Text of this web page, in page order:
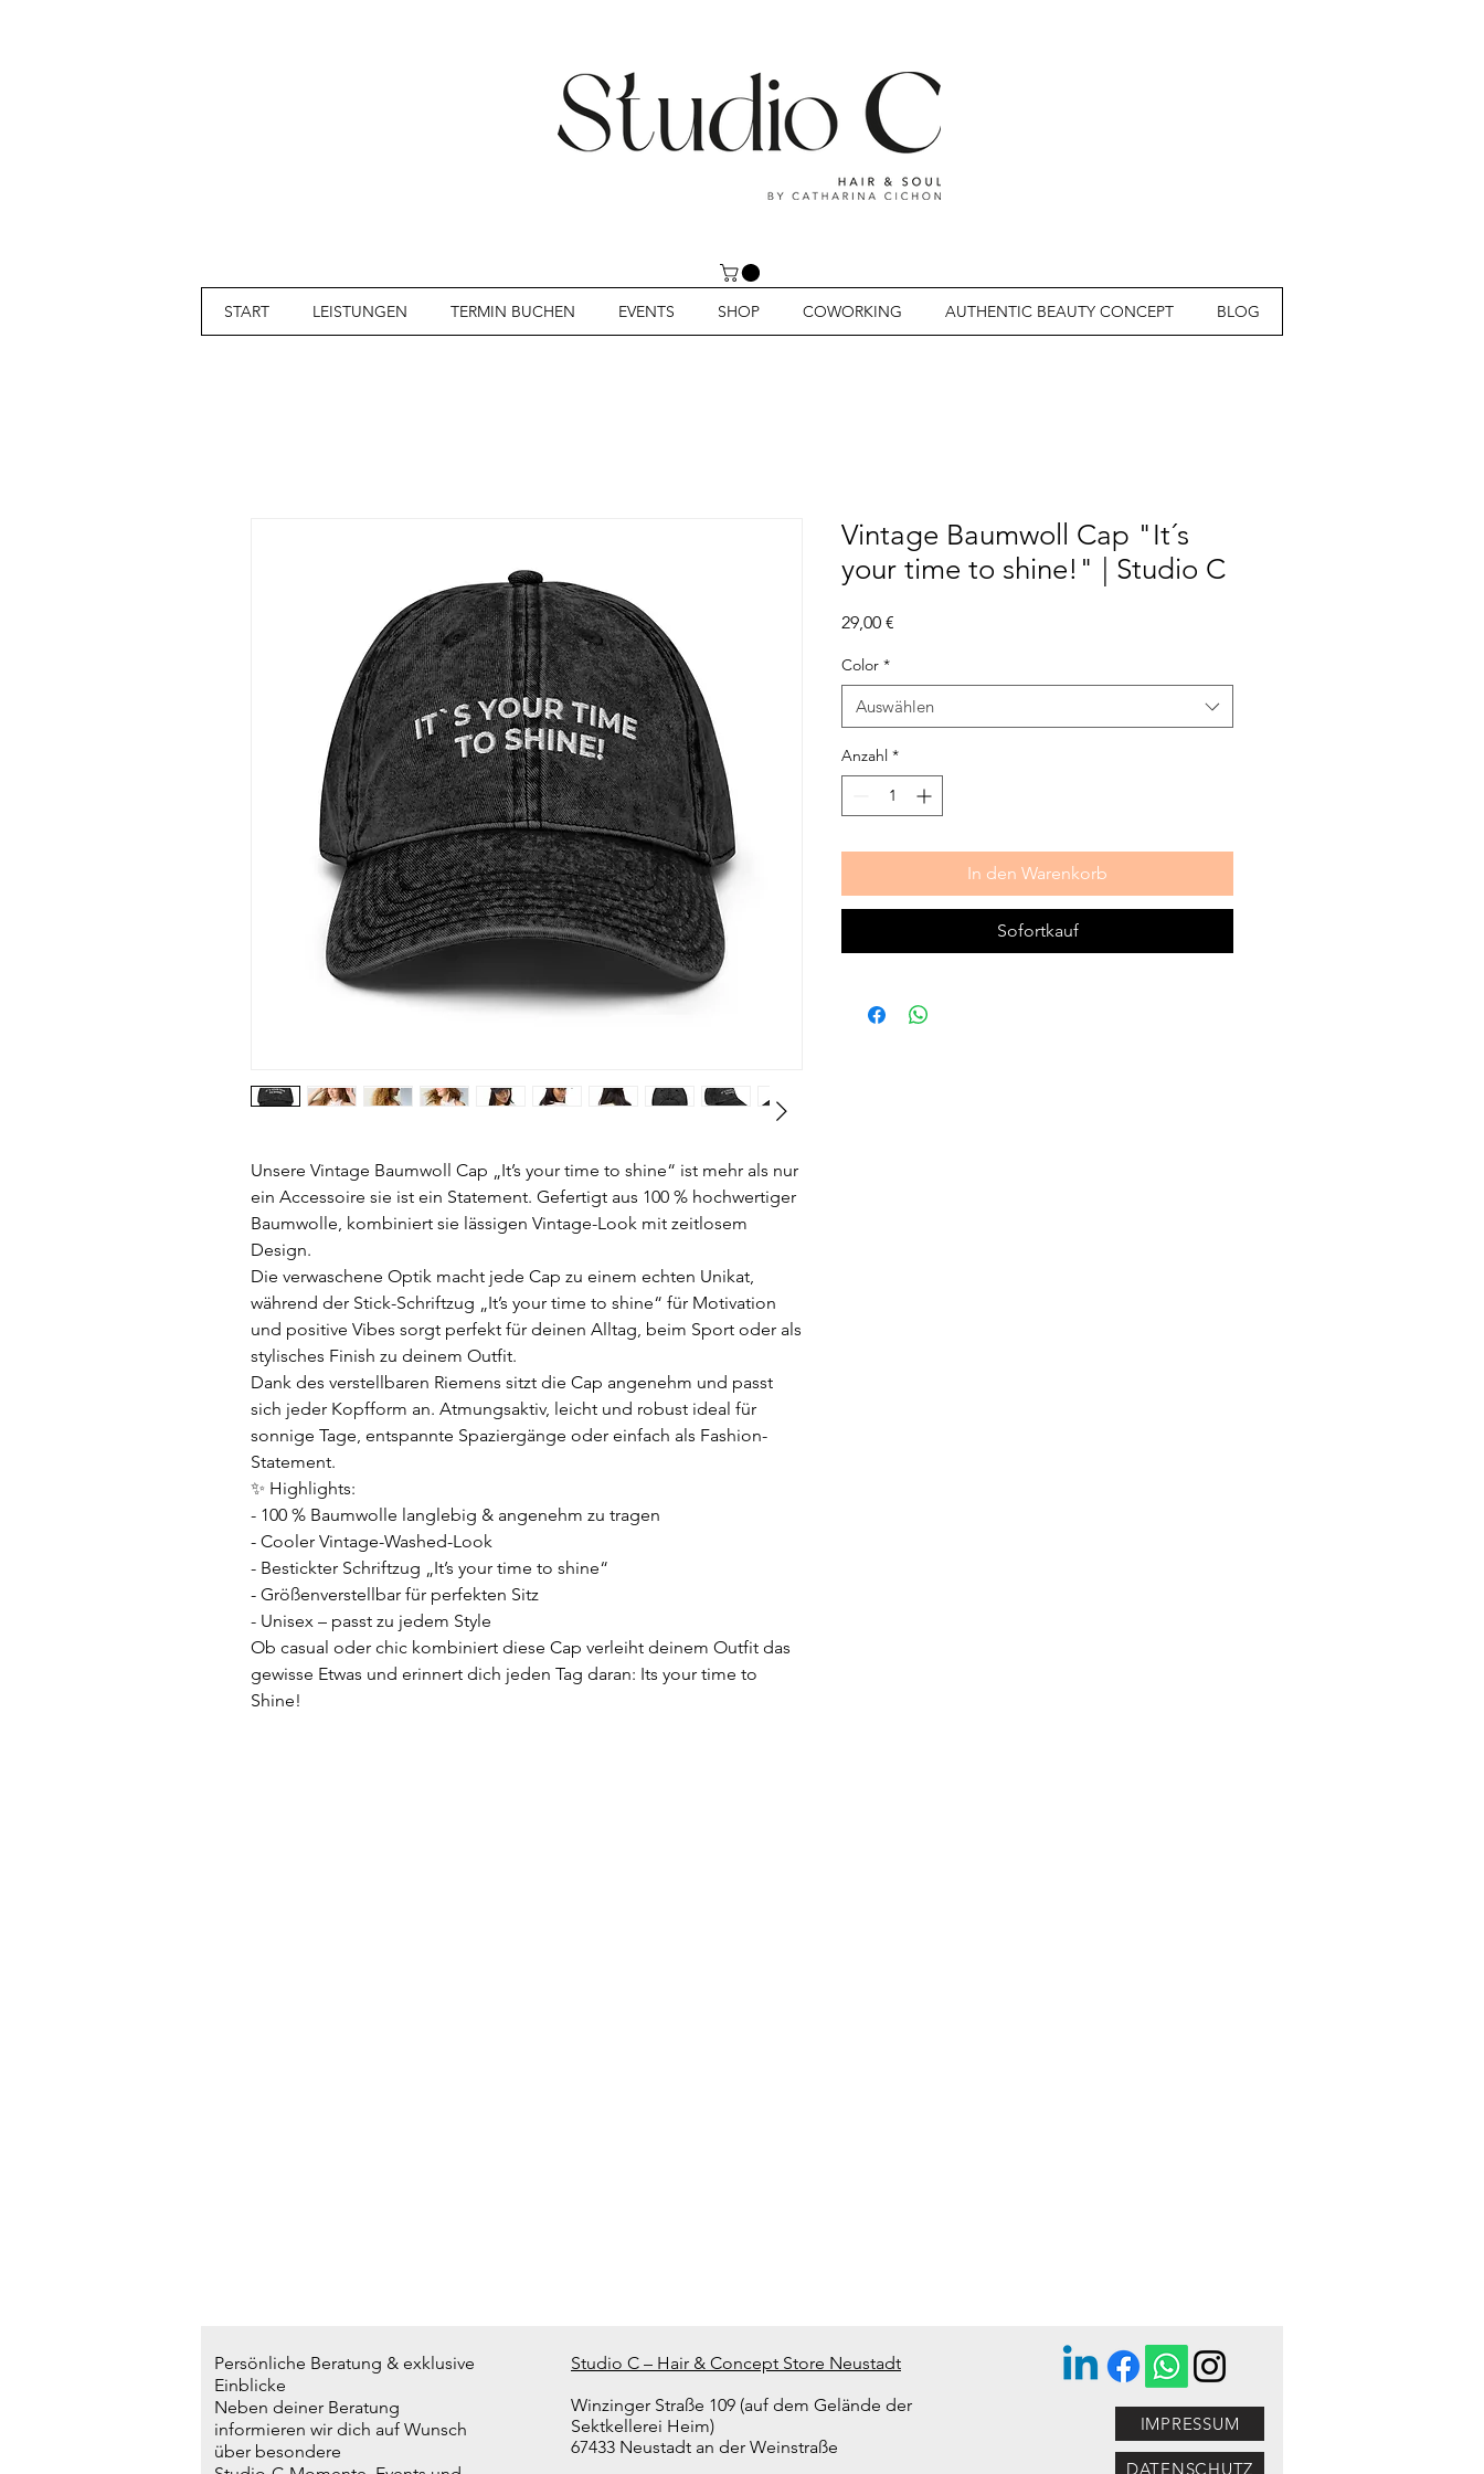
START LEISTUNGEN TERMIN BUCHEN EVENTS SHOP COWORKING AUTHENTIC BEAUTY CONCEPT BLOG
Unsere Vintage Baumwoll Cap „It’s your time to shine“ ist mehr als nur
ein Accessoire sie ist ein Statement. Gefertigt aus 100 % hochwertiger
Baumwolle, kombiniert sie lässigen Vintage-Look mit zeitlosem
Design.
Die verwaschene Optik macht jede Cap zu einem echten Unikat,
während der Stick-Schriftzug „It’s your time to shine“ für Motivation
und positive Vibes sorgt perfekt für deinen Alltag, beim Sport oder als
stylisches Finish zu deinem Outfit.
Dank des verstellbaren Riemens sitzt die Cap angenehm und passt
sich jeder Kopfform an. Atmungsaktiv, leicht und robust ideal für
sonnige Tage, entspannte Spaziergänge oder einfach als Fashion-
Statement.
✨ Highlights:
- 100 % Baumwolle langlebig & angenehm zu tragen
- Cooler Vintage-Washed-Look
- Bestickter Schriftzug „It’s your time to shine“
- Größenverstellbar für perfekten Sitz
- Unisex – passt zu jedem Style
Ob casual oder chic kombiniert diese Cap verleiht deinem Outfit das
gewisse Etwas und erinnert dich jeden Tag daran: Its your time to
Shine!
Vintage Baumwoll Cap "It´s
your time to shine!" | Studio C
29,00 €
Color *
Auswählen
Anzahl *
In den Warenkorb
Sofortkauf
Persönliche Beratung & exklusive
Einblicke
Neben deiner Beratung
informieren wir dich auf Wunsch
über besondere
Studio C – Hair & Concept Store Neustadt
Winzinger Straße 109 (auf dem Gelände der
Sektkellerei Heim)
67433 Neustadt an der Weinstraße
IMPRESSUM
DATENSCHUTZ